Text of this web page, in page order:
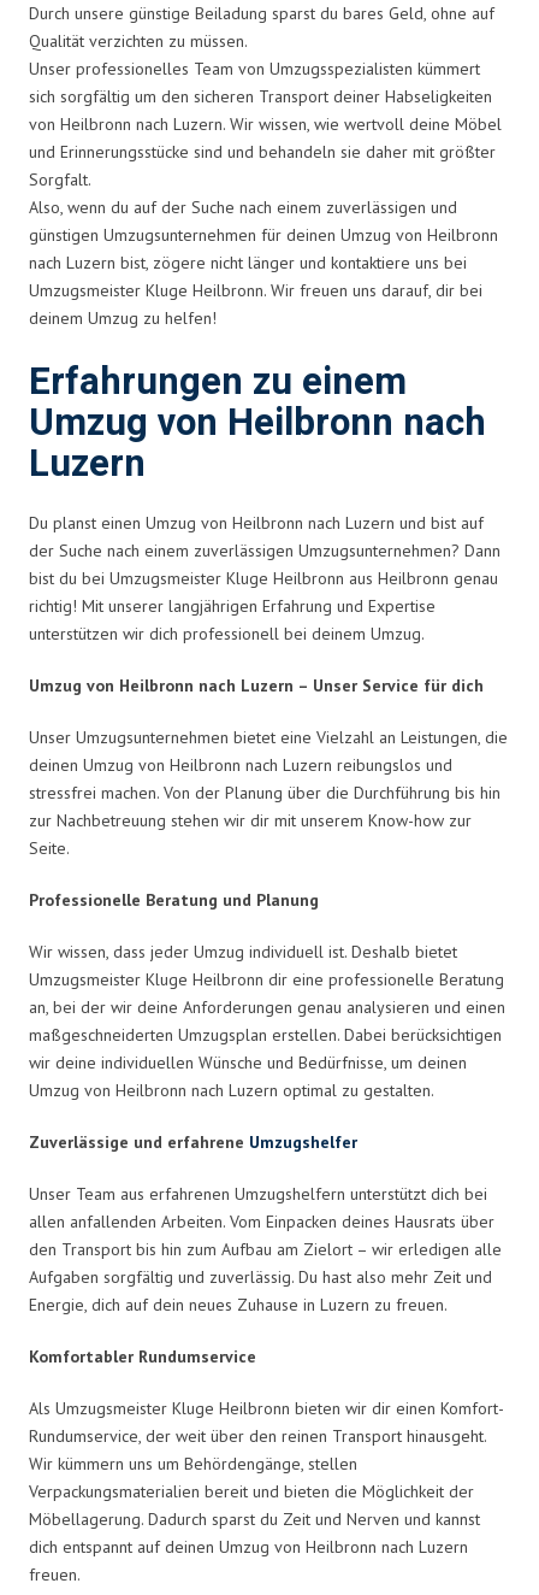
Durch unsere günstige Beiladung sparst du bares Geld, ohne auf
Qualität verzichten zu müssen.
Unser professionelles Team von Umzugsspezialisten kümmert
sich sorgfältig um den sicheren Transport deiner Habseligkeiten
von Heilbronn nach Luzern. Wir wissen, wie wertvoll deine Möbel
und Erinnerungsstücke sind und behandeln sie daher mit größter
Sorgfalt.
Also, wenn du auf der Suche nach einem zuverlässigen und
günstigen Umzugsunternehmen für deinen Umzug von Heilbronn
nach Luzern bist, zögere nicht länger und kontaktiere uns bei
Umzugsmeister Kluge Heilbronn. Wir freuen uns darauf, dir bei
deinem Umzug zu helfen!
Erfahrungen zu einem
Umzug von Heilbronn nach
Luzern
Du planst einen Umzug von Heilbronn nach Luzern und bist auf
der Suche nach einem zuverlässigen Umzugsunternehmen? Dann
bist du bei Umzugsmeister Kluge Heilbronn aus Heilbronn genau
richtig! Mit unserer langjährigen Erfahrung und Expertise
unterstützen wir dich professionell bei deinem Umzug.
Umzug von Heilbronn nach Luzern – Unser Service für dich
Unser Umzugsunternehmen bietet eine Vielzahl an Leistungen, die
deinen Umzug von Heilbronn nach Luzern reibungslos und
stressfrei machen. Von der Planung über die Durchführung bis hin
zur Nachbetreuung stehen wir dir mit unserem Know-how zur
Seite.
Professionelle Beratung und Planung
Wir wissen, dass jeder Umzug individuell ist. Deshalb bietet
Umzugsmeister Kluge Heilbronn dir eine professionelle Beratung
an, bei der wir deine Anforderungen genau analysieren und einen
maßgeschneiderten Umzugsplan erstellen. Dabei berücksichtigen
wir deine individuellen Wünsche und Bedürfnisse, um deinen
Umzug von Heilbronn nach Luzern optimal zu gestalten.
Zuverlässige und erfahrene Umzugshelfer
Unser Team aus erfahrenen Umzugshelfern unterstützt dich bei
allen anfallenden Arbeiten. Vom Einpacken deines Hausrats über
den Transport bis hin zum Aufbau am Zielort – wir erledigen alle
Aufgaben sorgfältig und zuverlässig. Du hast also mehr Zeit und
Energie, dich auf dein neues Zuhause in Luzern zu freuen.
Komfortabler Rundumservice
Als Umzugsmeister Kluge Heilbronn bieten wir dir einen Komfort-
Rundumservice, der weit über den reinen Transport hinausgeht.
Wir kümmern uns um Behördengänge, stellen
Verpackungsmaterialien bereit und bieten die Möglichkeit der
Möbellagerung. Dadurch sparst du Zeit und Nerven und kannst
dich entspannt auf deinen Umzug von Heilbronn nach Luzern
freuen.